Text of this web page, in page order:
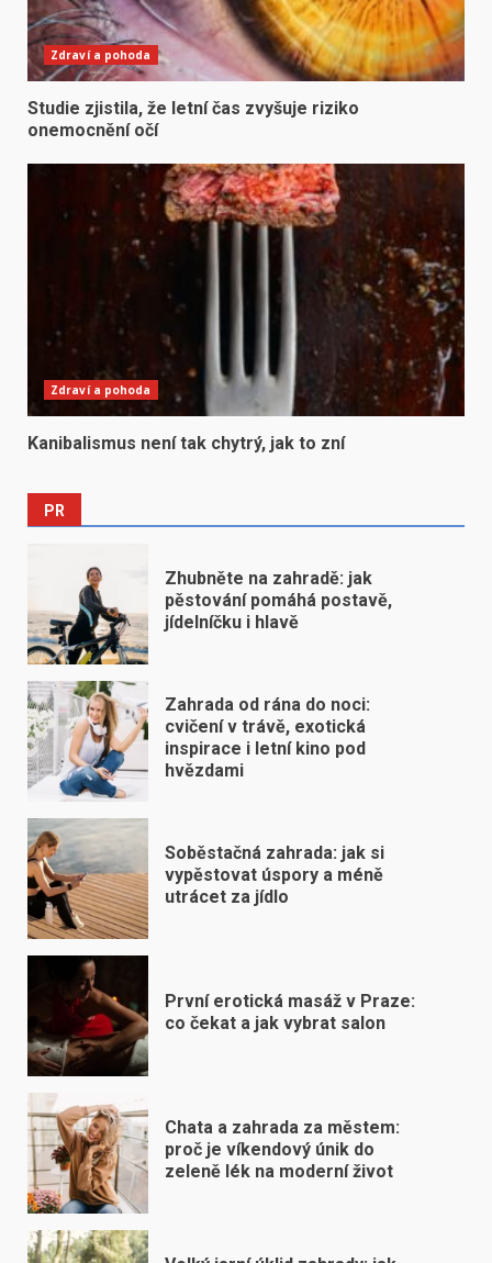
Zdraví a pohoda
Studie zjistila, že letní čas zvyšuje riziko
onemocnění očí
Zdraví a pohoda
Kanibalismus není tak chytrý, jak to zní
PR
Zhubněte na zahradě: jak
pěstování pomáhá postavě,
jídelníčku i hlavě
Zahrada od rána do noci:
cvičení v trávě, exotická
inspirace i letní kino pod
hvězdami
Soběstačná zahrada: jak si
vypěstovat úspory a méně
utrácet za jídlo
První erotická masáž v Praze:
co čekat a jak vybrat salon
Chata a zahrada za městem:
proč je víkendový únik do
zeleně lék na moderní život